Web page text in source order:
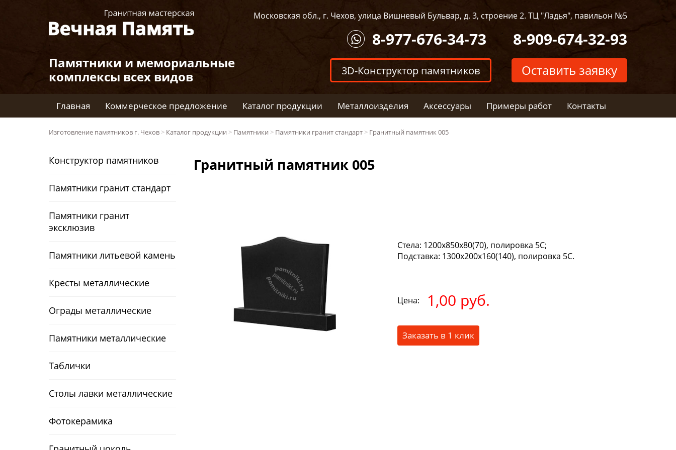
Московская обл., г. Чехов, улица Вишневый Бульвар, д. 3, строение 2. ТЦ "Ладья", павильон №5
8-909-674-32-93
8-977-676-34-73
Памятники и мемориальные
комплексы всех видов
Оставить заявку
3D-Конструктор памятников
Главная Коммерческое предложение Каталог продукции Металлоизделия Аксессуары Примеры работ Контакты
Изготовление памятников г. Чехов > Каталог продукции > Памятники > Памятники гранит стандарт > Гранитный памятник 005
Гранитный памятник 005
Стела: 1200х850х80(70), полировка 5С;
Подставка: 1300х200х160(140), полировка 5С.
Цена: 1,00 руб.
Заказать в 1 клик
Конструктор памятников
Памятники гранит стандарт
Памятники гранит
эксклюзив
Памятники литьевой камень
Кресты металлические
Ограды металлические
Памятники металлические
Таблички
Столы лавки металлические
Фотокерамика